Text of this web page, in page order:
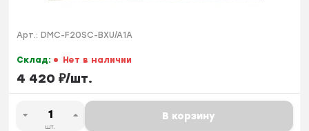
Арт.: DMC-F20SC-BXU/A1A
Склад: Нет в наличии
4 420 ₽/шт.
шт.
В корзину